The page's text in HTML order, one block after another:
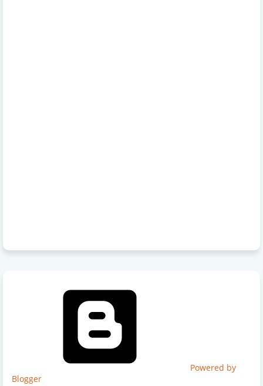
Powered by
Blogger